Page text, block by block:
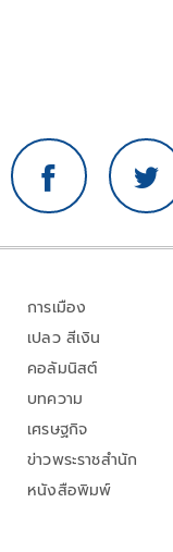
การเมือง
เปลว สีเงิน
คอลัมนิสต์
บทความ
เศรษฐกิจ
ข่าวพระราชสำนัก
หนังสือพิมพ์